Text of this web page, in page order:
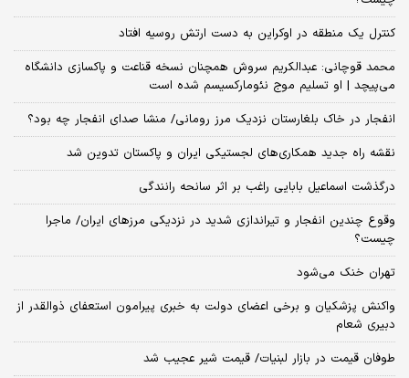
کنترل یک منطقه در اوکراین به دست ارتش روسیه افتاد
محمد قوچانی: عبدالکریم سروش همچنان نسخه قناعت و پاکسازی دانشگاه
می‌پیچد | او تسلیم موج نئومارکسیسم شده است
انفجار در خاک بلغارستان نزدیک مرز رومانی/ منشا صدای انفجار چه بود؟
نقشه راه جدید همکاری‌های لجستیکی ایران و پاکستان تدوین شد
درگذشت اسماعیل بابایی راغب بر اثر سانحه رانندگی
وقوع چندین انفجار و تیراندازی شدید در نزدیکی مرز‌های ایران/ ماجرا
چیست؟
تهران خنک می‌شود
واکنش پزشکیان و برخی اعضای دولت به خبری پیرامون استعفای ذوالقدر از
دبیری شعام
طوفان قیمت در بازار لبنیات/ قیمت شیر عجیب شد